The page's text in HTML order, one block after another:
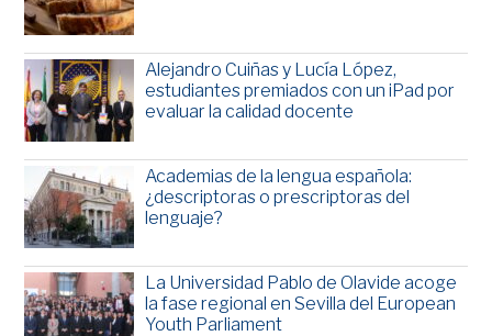
Alejandro Cuiñas y Lucía López,
estudiantes premiados con un iPad por
evaluar la calidad docente
Academias de la lengua española:
¿descriptoras o prescriptoras del
lenguaje?
La Universidad Pablo de Olavide acoge
la fase regional en Sevilla del European
Youth Parliament